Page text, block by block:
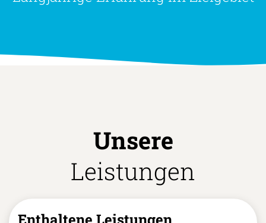
Langjährige Erfahrung im Zielgebiet
Unsere
Leistungen